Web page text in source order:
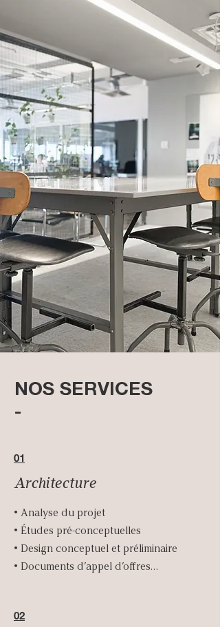
NOS SERVICES
-
01
Architecture
• Analyse du projet
• Études pré-conceptuelles
• Design conceptuel et préliminaire
• Documents d’appel d’offres
_
02